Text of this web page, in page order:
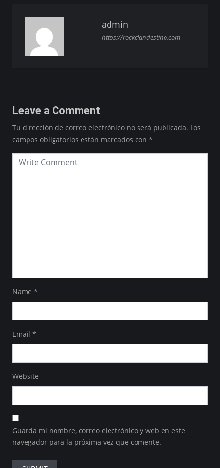
admin
https://rockclandestino.com
Leave a Comment
Tu dirección de correo electrónico no será publicada. Los
campos obligatorios están marcados con *
Name *
Email *
Website
Guarda mi nombre, correo electrónico y web en este
navegador para la próxima vez que comente.